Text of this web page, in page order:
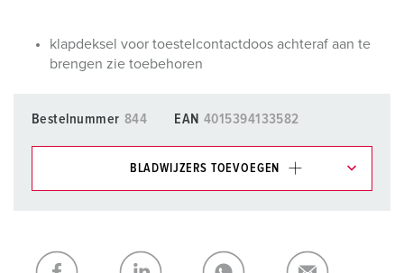
klapdeksel voor toestelcontactdoos achteraf aan te
brengen zie toebehoren
Bestelnummer 844 EAN 4015394133582
BLADWIJZERS TOEVOEGEN
Mijn lijst TOEVOEGEN